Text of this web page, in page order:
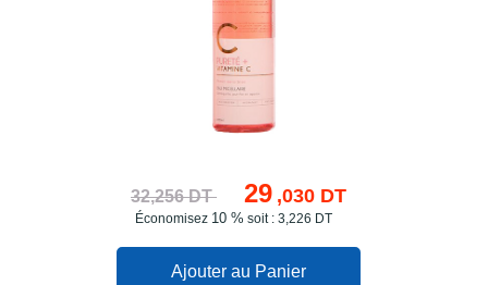
32,256 DT 29 ,030 DT
Économisez 10 % soit : 3,226 DT
Ajouter au Panier